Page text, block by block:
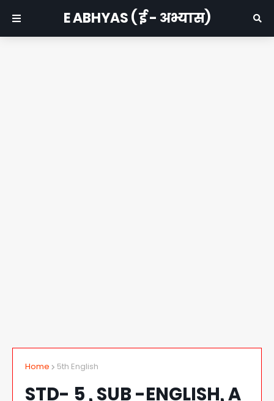
E ABHYAS ( ई - अभ्यास)
Home 5th English
STD- 5 , SUB -ENGLISH, A